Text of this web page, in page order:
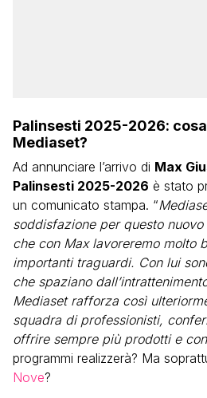
Palinsesti 2025-2026:
Mediaset?
Ad annunciare l’arrivo di Max
Palinsesti 2025-2026 è stato
un comunicato stampa. “
soddisfazione per questo
che con Max lavoreremo molto
importanti traguardi. Con lui
che spaziano
Mediaset rafforza così
squadra di professionisti,
offrire sempre più prodotti e
programmi realizzerà? Ma
Nove?